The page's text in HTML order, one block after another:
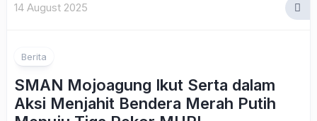
14 August 2025
Berita
SMAN Mojoagung Ikut Serta dalam
Aksi Menjahit Bendera Merah Putih